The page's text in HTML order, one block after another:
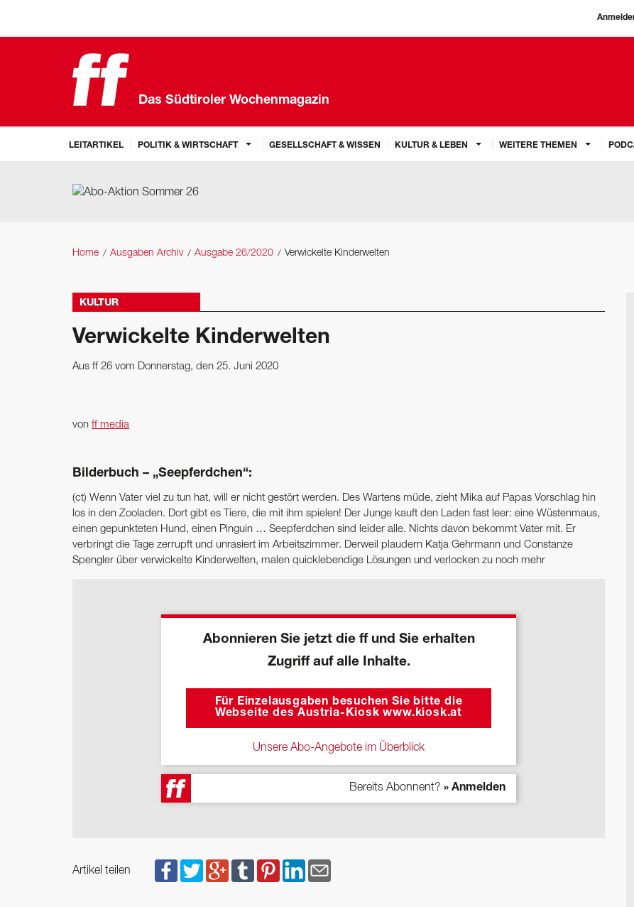
Das Südtiroler Wochenmagazin
LEITARTIKEL POLITIK & WIRTSCHAFT GESELLSCHAFT & WISSEN KULTUR & LEBEN WEITERE THEMEN
Home Ausgaben Archiv Ausgabe 26/2020 Verwickelte Kinderwelten
KULTUR
Verwickelte Kinderwelten
Aus ff 26 vom Donnerstag, den 25. Juni 2020
von ff media
Bilderbuch – „Seepferdchen“:
(ct) Wenn Vater viel zu tun hat, will er nicht gestört werden. Des Wartens müde, zieht Mika auf Papas Vorschlag hin
los in den Zooladen. Dort gibt es Tiere, die mit ihm spielen! Der Junge kauft den Laden fast leer: eine Wüstenmaus,
einen gepunkteten Hund, einen Pinguin … Seepferdchen sind leider alle. Nichts davon bekommt Vater mit. Er
verbringt die Tage zerrupft und unrasiert im Arbeitszimmer. Derweil plaudern Katja Gehrmann und Constanze
Spengler über verwickelte Kinderwelten, malen quicklebendige Lösungen und verlocken zu noch mehr
Abonnieren Sie jetzt die ff und Sie erhalten
Zugriff auf alle Inhalte.
Für Einzelausgaben besuchen Sie bitte die
Webseite des Austria-Kiosk www.kiosk.at
Unsere Abo-Angebote im Überblick
Bereits Abonnent? » Anmelden
Artikel teilen